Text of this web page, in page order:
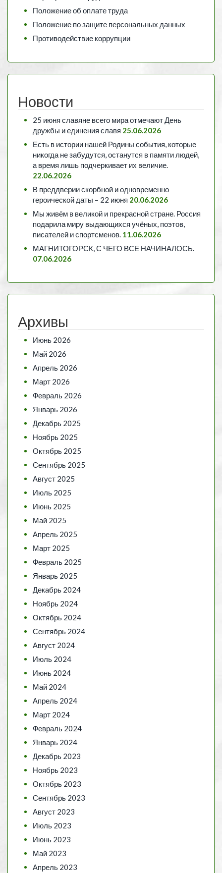
Положение об оплате труда
Положение по защите персональных данных
Противодействие коррупции
Новости
25 июня славяне всего мира отмечают День
дружбы и единения славя 25.06.2026
Есть в истории нашей Родины события, которые
никогда не забудутся, останутся в памяти людей,
а время лишь подчеркивает их величие.
22.06.2026
В преддверии скорбной и одновременно
героической даты – 22 июня 20.06.2026
Мы живём в великой и прекрасной стране. Россия
подарила миру выдающихся учёных, поэтов,
писателей и спортсменов. 11.06.2026
МАГНИТОГОРСК, С ЧЕГО ВСЕ НАЧИНАЛОСЬ.
07.06.2026
Архивы
Июнь 2026
Май 2026
Апрель 2026
Март 2026
Февраль 2026
Январь 2026
Декабрь 2025
Ноябрь 2025
Октябрь 2025
Сентябрь 2025
Август 2025
Июль 2025
Июнь 2025
Май 2025
Апрель 2025
Март 2025
Февраль 2025
Январь 2025
Декабрь 2024
Ноябрь 2024
Октябрь 2024
Сентябрь 2024
Август 2024
Июль 2024
Июнь 2024
Май 2024
Апрель 2024
Март 2024
Февраль 2024
Январь 2024
Декабрь 2023
Ноябрь 2023
Октябрь 2023
Сентябрь 2023
Август 2023
Июль 2023
Июнь 2023
Май 2023
Апрель 2023